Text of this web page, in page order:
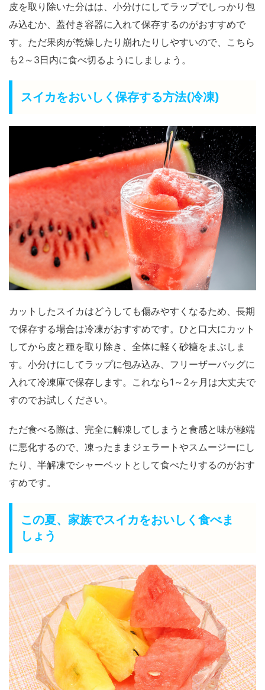
皮を取り除いた分はは、小分けにしてラップでしっかり包
み込むか、蓋付き容器に入れて保存するのがおすすめで
す。ただ果肉が乾燥したり崩れたりしやすいので、こちら
も2～3日内に食べ切るようにしましょう。
スイカをおいしく保存する方法(冷凍)
カットしたスイカはどうしても傷みやすくなるため、長期
で保存する場合は冷凍がおすすめです。ひと口大にカット
してから皮と種を取り除き、全体に軽く砂糖をまぶしま
す。小分けにしてラップに包み込み、フリーザーバッグに
入れて冷凍庫で保存します。これなら1～2ヶ月は大丈夫で
すのでお試しください。
ただ食べる際は、完全に解凍してしまうと食感と味が極端
に悪化するので、凍ったままジェラートやスムージーにし
たり、半解凍でシャーベットとして食べたりするのがおす
すめです。
この夏、家族でスイカをおいしく食べま
しょう